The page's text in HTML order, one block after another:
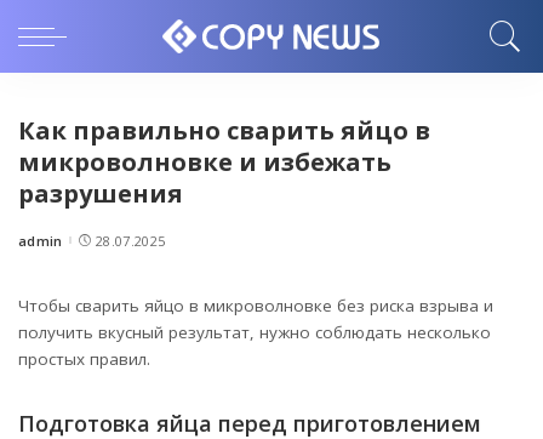
Как правильно сварить яйцо в
микроволновке и избежать
разрушения
Posted
admin 28.07.2025
Чтобы сварить яйцо в микроволновке без риска взрыва и
получить вкусный результат, нужно соблюдать несколько
простых правил.
Подготовка яйца перед приготовлением